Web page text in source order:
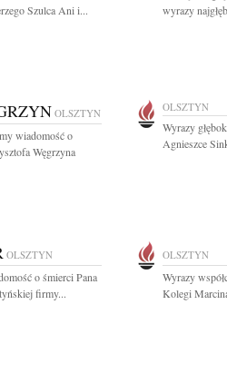
Szulca Ani i...
wyrazy
OLSZTYN
wiadomość o
Węgrzyna
OLSZTYN
Wyrazy
Agnieszce
OLSZTYN
o śmierci Pana
firmy...
OLSZTYN
Wyrazy
Kolegi